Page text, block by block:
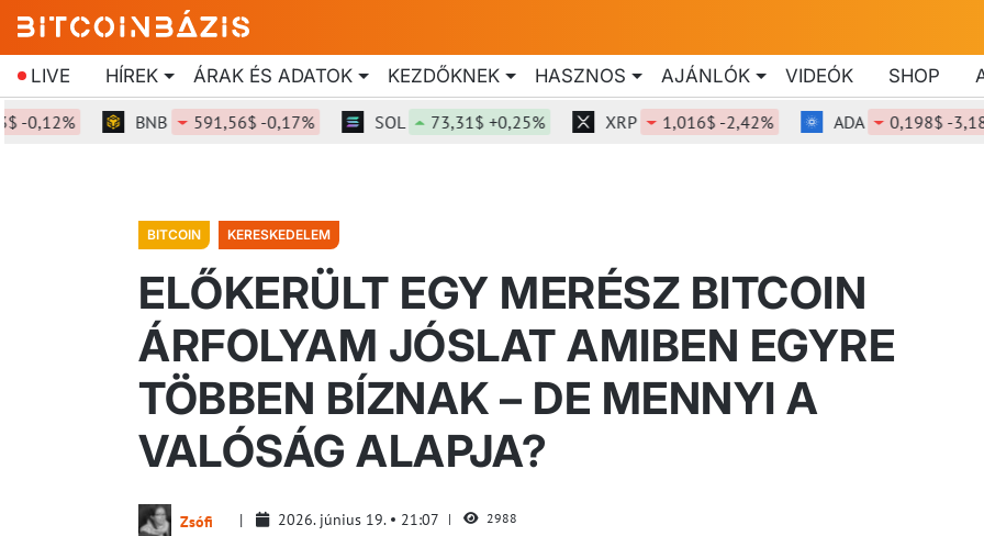
LIVE HÍREK ÁRAK ÉS ADATOK KEZDŐKNEK HASZNOS AJÁNLÓK VIDEÓK SHOP
BNB 591,56$ -0,17% SOL 73,31$ +0,25% XRP 1,016$ -2,42% ADA 0,198$ -3,18%
BITCOIN KERESKEDELEM
ELŐKERÜLT EGY MERÉSZ BITCOIN
ÁRFOLYAM JÓSLAT AMIBEN EGYRE
TÖBBEN BÍZNAK – DE MENNYI A
VALÓSÁG ALAPJA?
Zsófi 2026. június 19. 21:07 2988